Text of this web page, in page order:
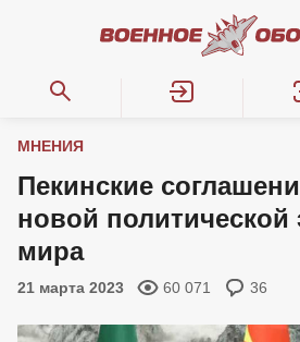
МНЕНИЯ
Пекинские
новой
мира
21 марта 2023 60 071 36